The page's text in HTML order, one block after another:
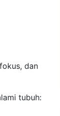
dan
tubuh: